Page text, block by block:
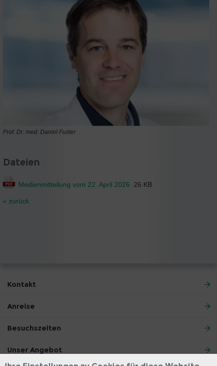
Prof. Dr. med. Daniel Fuster
Dateien
Medienmitteilung vom 22. April 2026 26 KB
« zurück
Kontakt
Anreise
Besuchszeiten
Unser Angebot